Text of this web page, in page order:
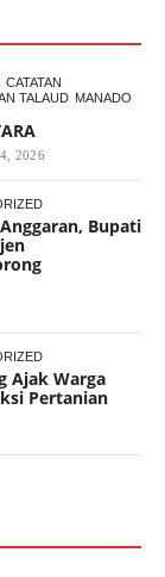
CATATAN
TALAUD MANADO
2026
Bupati
Ajak Warga
Pertanian